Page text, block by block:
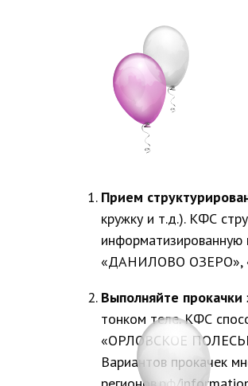
Прием
кружку и т.д.). КФС
«ДАНИЛОВО ОЗЕРО»,
Выполняйте прокачки
тонком теле. КФС
«ОРЛОВСКОЕ
Вариантов прокачек